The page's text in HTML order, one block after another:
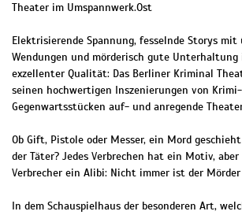
Theater im Umspannwerk.Ost
Elektrisierende Spannung, fesselnde Storys mit
Wendungen und mörderisch gute
exzellenter Qualität: Das Berliner Kriminal
seinen hochwertigen Inszenierungen von
Gegenwartsstücken auf- und anregende
Ob Gift, Pistole oder Messer, ein Mord
der Täter? Jedes Verbrechen hat ein Motiv,
Verbrecher ein Alibi: Nicht immer ist der
In dem Schauspielhaus der besonderen Art,